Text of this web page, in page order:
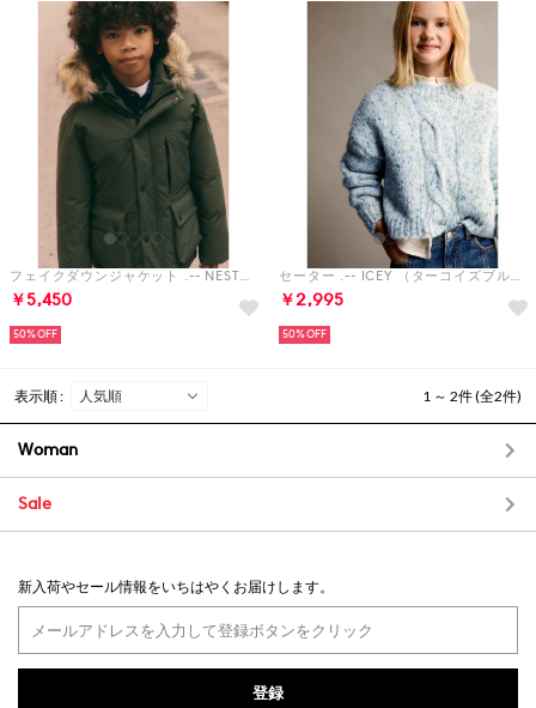
フェイクダウンジャケット .-- NESTOR （ミディアムグリーン）
￥5,450
50%
セーター .-- ICEY （ターコイズブルー）
￥2,995
50%
表示順 : 1 ～ 2件 (全2件)
Woman
Sale
新入荷やセール情報をいちはやくお届けします。
登録